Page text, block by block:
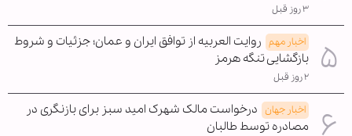
۳ روز قبل
اخبار مهم روایت العربیه از توافق ایران و عمان؛ جزئیات و شروط
بازگشایی تنگه هرمز
۲ روز قبل
اخبار جهان درخواست مالک شهرک امید سبز برای بازنگری در
مصادره توسط طالبان